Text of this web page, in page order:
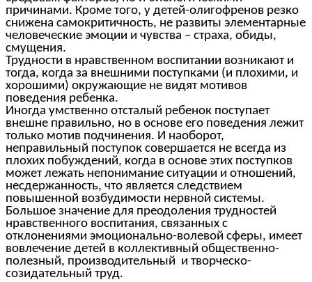
причинами. Кроме того, у детей-олигофренов резко
снижена самокритичность, не развиты элементарные
человеческие эмоции и чувства – страха, обиды,
смущения.
Трудности в нравственном воспитании возникают и
тогда, когда за внешними поступками (и плохими, и
хорошими) окружающие не видят мотивов
поведения ребенка.
Иногда умственно отсталый ребенок поступает
внешне правильно, но в основе его поведения лежит
только мотив подчинения. И наоборот,
неправильный поступок совершается не всегда из
плохих побуждений, когда в основе этих поступков
может лежать непонимание ситуации и отношений,
несдержанность, что является следствием
повышенной возбудимости нервной системы.
Большое значение для преодоления трудностей
нравственного воспитания, связанных с
отклонениями эмоционально-волевой сферы, имеет
вовлечение детей в коллективный общественно-
полезный, производительный и творческо-
созидательный труд.